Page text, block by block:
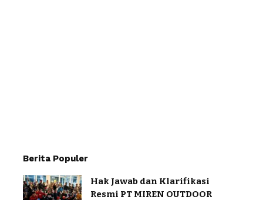
Berita Populer
Hak Jawab dan Klarifikasi
Resmi PT MIREN OUTDOOR